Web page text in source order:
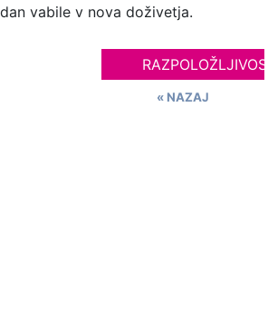
dan vabile v nova doživetja.
RAZPOLOŽLJIVOST
« NAZAJ